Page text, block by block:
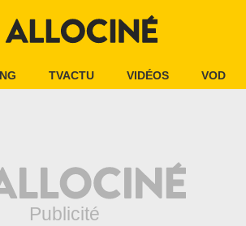
TVACTU VIDÉOS VOD